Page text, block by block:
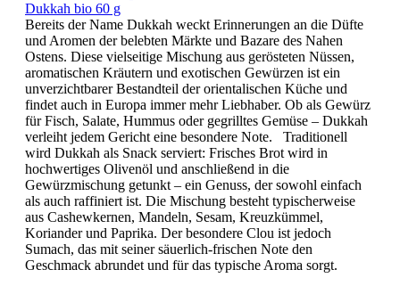
Dukkah bio 60 g
Bereits der Name Dukkah weckt Erinnerungen an die Düfte
und Aromen der belebten Märkte und Bazare des Nahen
Ostens. Diese vielseitige Mischung aus gerösteten Nüssen,
aromatischen Kräutern und exotischen Gewürzen ist ein
unverzichtbarer Bestandteil der orientalischen Küche und
findet auch in Europa immer mehr Liebhaber. Ob als Gewürz
für Fisch, Salate, Hummus oder gegrilltes Gemüse – Dukkah
verleiht jedem Gericht eine besondere Note. Traditionell
wird Dukkah als Snack serviert: Frisches Brot wird in
hochwertiges Olivenöl und anschließend in die
Gewürzmischung getunkt – ein Genuss, der sowohl einfach
als auch raffiniert ist. Die Mischung besteht typischerweise
aus Cashewkernen, Mandeln, Sesam, Kreuzkümmel,
Koriander und Paprika. Der besondere Clou ist jedoch
Sumach, das mit seiner säuerlich-frischen Note den
Geschmack abrundet und für das typische Aroma sorgt.